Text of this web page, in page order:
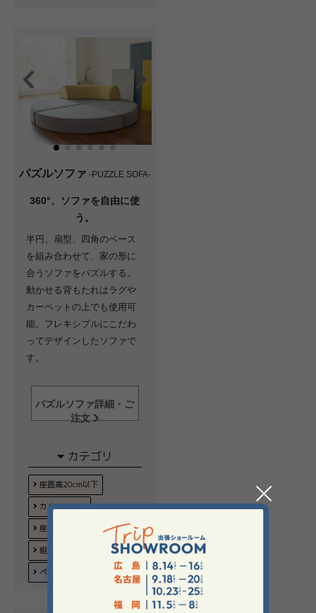
パズルソファ -PUZZLE SOFA-
360°、ソファを自由に使
う。
半円、扇型、四角のベース
を組み合わせて、家の形に
合うソファをパズルする。
動かせる背もたれはラグや
カーペットの上でも使用可
能。フレキシブルにこだわ
ってデザインしたソファで
す。
パズルソファ詳細・ご
注文
カテゴリ
座面高20cm以下
カバーリング
座面が広い
組み合わせ自由
ペットにオススメ